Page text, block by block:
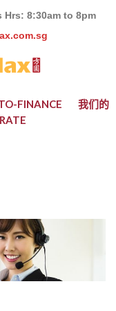
Hrs: 8:30am to 8pm
FINANCE
我们的